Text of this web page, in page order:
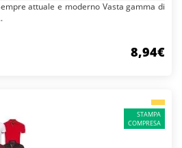
attuale e moderno Vasta gamma di
8,94€
STAMPA
COMPRESA